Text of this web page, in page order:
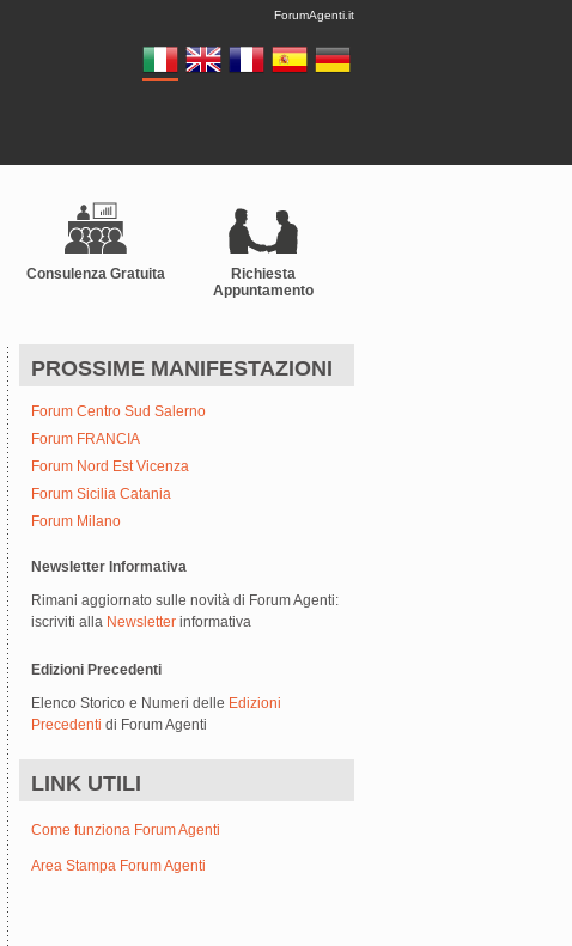
ForumAgenti.it
Consulenza Gratuita
Richiesta
Appuntamento
PROSSIME MANIFESTAZIONI
Forum Centro Sud Salerno
Forum FRANCIA
Forum Nord Est Vicenza
Forum Sicilia Catania
Forum Milano
Newsletter Informativa
Rimani aggiornato sulle novità di Forum Agenti:
iscriviti alla Newsletter informativa
Edizioni Precedenti
Elenco Storico e Numeri delle Edizioni
Precedenti di Forum Agenti
LINK UTILI
Come funziona Forum Agenti
Area Stampa Forum Agenti